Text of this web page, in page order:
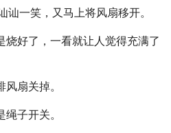
讪一笑，又马上将风扇移开。
烧好了，一看就让人觉得充满了
扇关掉。
子开关。